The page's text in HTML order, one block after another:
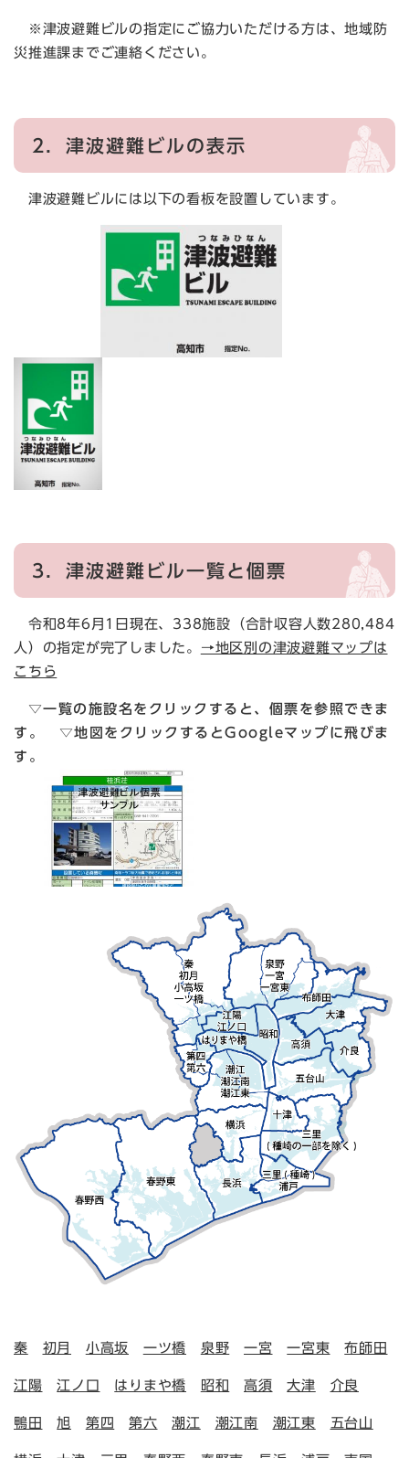
※津波避難ビルの指定にご協力いただける方は、地域防
災推進課までご連絡ください。
2． 津波避難ビルの表示
津波避難ビルには以下の看板を設置しています。
3． 津波避難ビル一覧と個票
令和8年6月1日現在、338施設（合計収容人数280,484
人）の指定が完了しました。 →地区別の津波避難マップは
こちら
▽一覧の施設名をクリックすると、個票を参照できま
す。 ▽地図をクリックするとGoogleマップに飛びま
す。
秦 初月 小高坂 一ツ橋 泉野 一宮 一宮東 布師田
江陽 江ノ口 はりまや橋 昭和 高須 大津 介良
鴨田 旭 第四 第六 潮江 潮江南 潮江東 五台山